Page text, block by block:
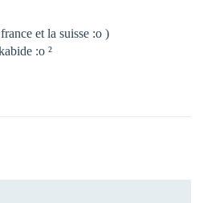
et la suisse :o )
:o ²